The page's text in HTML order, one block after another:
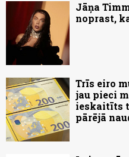
Jāņa
noprast,
Trīs eiro
jau pieci
ieskaitīts
pārējā